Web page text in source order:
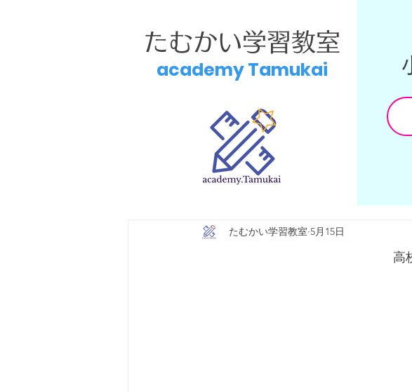
たむかい学習教室
academy Tamukai
たむかい学習教室 5月15日
高